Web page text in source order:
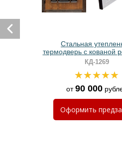
Стальная
термодверь с кованой
стеклопакетом и
фрезеровкой
КД-1269
от90 000
Оформить